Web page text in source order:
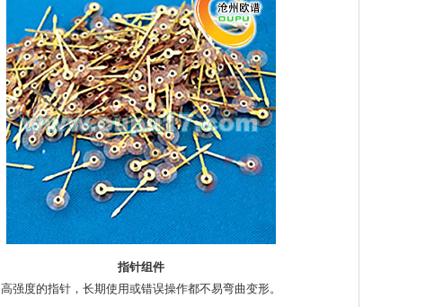
指针组件
高强度的指针，长期使用或错误操作都不易弯曲变形。